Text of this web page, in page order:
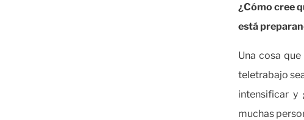
¿Cómo cree
está
Una cosa
teletrabajo
intensificar y
muchas